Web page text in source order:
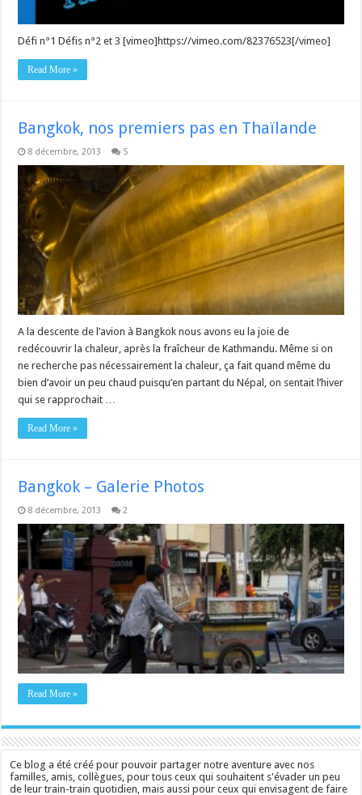
Défi n°1 Défis n°2 et 3 [vimeo]https://vimeo.com/82376523[/vimeo]
Read More »
Bangkok, nos premiers pas en Thaïlande
8 décembre, 2013 5
A la descente de l’avion à Bangkok nous avons eu la joie de
redécouvrir la chaleur, après la fraîcheur de Kathmandu. Même si on
ne recherche pas nécessairement la chaleur, ça fait quand même du
bien d’avoir un peu chaud puisqu’en partant du Népal, on sentait l’hiver
qui se rapprochait …
Read More »
Bangkok – Galerie Photos
8 décembre, 2013 2
Read More »
Ce blog a été créé pour pouvoir partager notre aventure avec nos
familles, amis, collègues, pour tous ceux qui souhaitent s'évader un peu
de leur train-train quotidien, mais aussi pour ceux qui envisagent de faire